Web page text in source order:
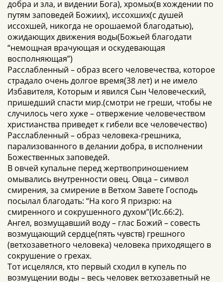
добра и зла, и видении Бога), хромых(в хождении по
путям заповедей Божиих), иссохших(с душей
иссохшей, никогда не орошаемой благодатью),
ожидающих движения воды(Божьей благодати
“немощная врачующая и оскудевающая
восполняющая”)
Расслабленный – образ всего человечества, которое
страдало очень долгое время(38 лет) и не имело
Избавителя, Которым и явился Сын Человеческий,
пришедший спасти мир.(смотри не греши, чтобы не
случилось чего хуже – отвержение человечеством
христианства приведет к гибели все человечество)
Расслабленный – образ человека-грешника,
парализованного в делании добра, в исполнении
Божественных заповедей.
В овчей купальне перед жертвоприношением
омывались внутренности овец. Овца – символ
смирения, за смирение в Ветхом Завете Господь
посылал благодать: “На кого Я призрю: на
смиренного и сокрушенного духом”(Ис.66:2).
Ангел, возмущавший воду – глас Божий – совесть
возмущающий сердце(пять чувств) грешного
(ветхозаветного человека) человека приходящего в
сокрушение о грехах.
Тот исцелялся, кто первый сходил в купель по
возмущении воды – весь человек ветхозаветный не